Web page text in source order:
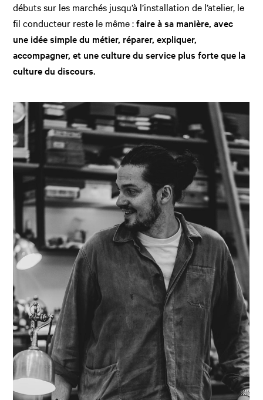
débuts sur les marchés jusqu’à l’installation de l’atelier, le
fil conducteur reste le même :faire à sa manière, avec
une idée simple du métier, réparer, expliquer,
accompagner, et une culture du service plus forte que la
culture du discours.